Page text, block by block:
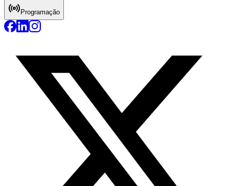
Programação